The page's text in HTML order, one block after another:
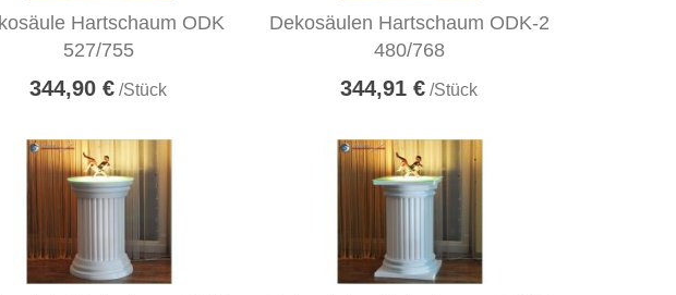
Hartschaum ODK
527/755
344,90 € /Stück
Dekosäulen Hartschaum ODK-2
480/768
344,91 € /Stück